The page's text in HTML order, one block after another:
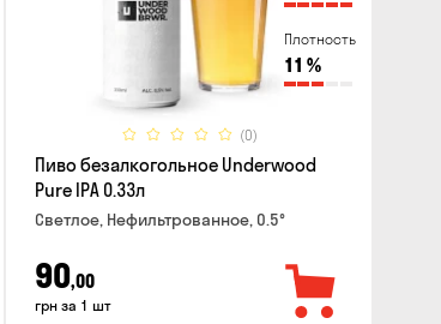
Плотность
11 %
(0)
Пиво безалкогольное Underwood
Pure IPA 0.33л
Светлое, Нефильтрованное, 0.5°
90,00
грн за 1 шт